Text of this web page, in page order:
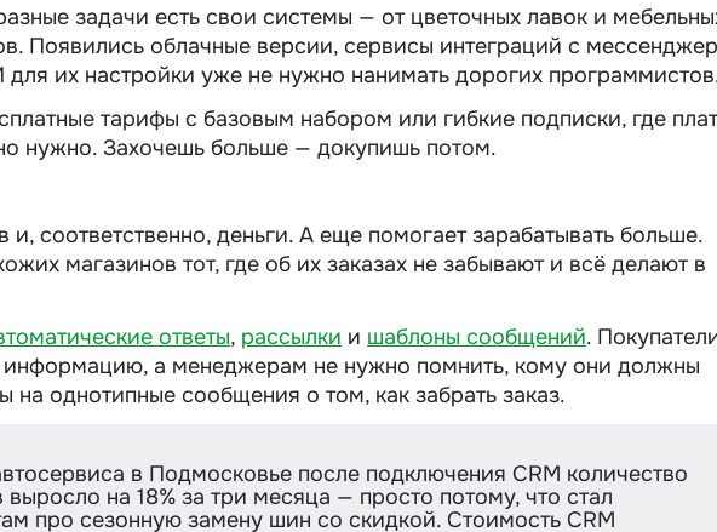
задачи есть свои системы — от цветочных лавок и
Появились облачные версии, сервисы интеграций с
для их настройки уже не нужно нанимать дорогих
тарифы с базовым набором или гибкие подписки, где
нужно. Захочешь больше — докупишь потом.
и, соответственно, деньги. А еще помогает зарабатывать больше.
магазинов тот, где об их заказах не забывают и всё делают в
ответы, рассылки и шаблоны сообщений.
а менеджерам не нужно помнить, кому они должны
на однотипные сообщения о том, как забрать заказ.
в Подмосковье после подключения CRM количество
выросло на 18% за три месяца — просто потому, что стал
про сезонную замену шин со скидкой. Стоимость CRM